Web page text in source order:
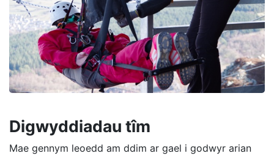
Digwyddiadau tîm
Mae gennym leoedd am ddim ar gael i godwyr arian